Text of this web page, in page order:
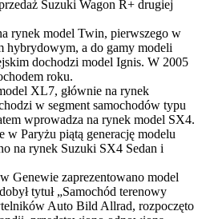
Suzuki Wagon R+ drugiej
rynek model Twin, pierwszego w
hybrydowym, a do gamy modeli
dochodzi model Ignis. W 2005
roku.
XL7, głównie na rynek
w segment samochodów typu
wprowadza na rynek model SX4.
w Paryżu piątą generację modelu
na rynek Suzuki SX4 Sedan i
Genewie zaprezentowano model
tytuł „Samochód terenowy
Auto Bild Allrad, rozpoczęto